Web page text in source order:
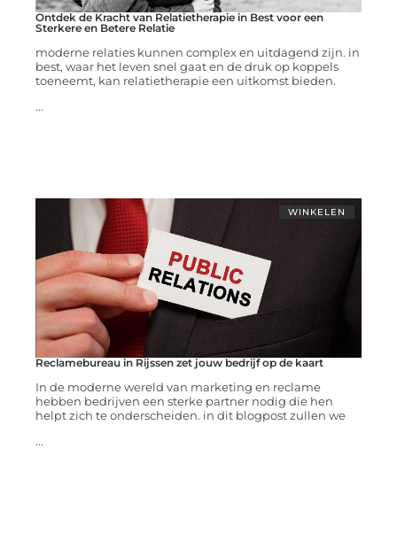
Ontdek de Kracht van Relatietherapie in Best voor een
Sterkere en Betere Relatie
moderne relaties kunnen complex en uitdagend zijn. in
best, waar het leven snel gaat en de druk op koppels
toeneemt, kan relatietherapie een uitkomst bieden.
...
WINKELEN
Reclamebureau in Rijssen zet jouw bedrijf op de kaart
In de moderne wereld van marketing en reclame
hebben bedrijven een sterke partner nodig die hen
helpt zich te onderscheiden. in dit blogpost zullen we
...